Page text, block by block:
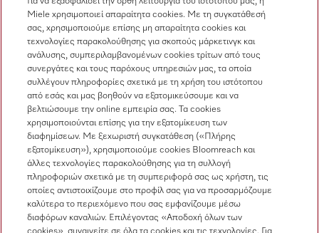
Επικοινωνία
Επισκόπηση επικοινωνίας
Πωλήσεις
210 6794444
Εξυπηρέτηση πελατών
210 6794444
Miele χρησιμοποιεί απαραίτητα cookies. Με τη συγκατάθεσή
σας, χρησιμοποιούμε επίσης μη απαραίτητα cookies και
τεχνολογίες παρακολούθησης για σκοπούς μάρκετινγκ και
ανάλυσης, συμπεριλαμβανομένων cookies τρίτων από τους
συνεργάτες και τους παρόχους υπηρεσιών μας, τα οποία
συλλέγουν πληροφορίες σχετικά με τη χρήση του ιστότοπου
από εσάς και μας βοηθούν να εξατομικεύσουμε και να
βελτιώσουμε την online εμπειρία σας. Τα cookies
χρησιμοποιούνται επίσης για την εξατομίκευση των
διαφημίσεων. Με ξεχωριστή συγκατάθεση («Πλήρης
εξατομίκευση»), χρησιμοποιούμε cookies Bloomreach και
άλλες τεχνολογίες παρακολούθησης για τη συλλογή
πληροφοριών σχετικά με τη συμπεριφορά σας ως χρήστη, τις
οποίες αντιστοιχίζουμε στο προφίλ σας για να προσαρμόζουμε
καλύτερα το περιεχόμενο που σας εμφανίζουμε μέσω
διαφόρων καναλιών. Επιλέγοντας «Αποδοχή όλων των